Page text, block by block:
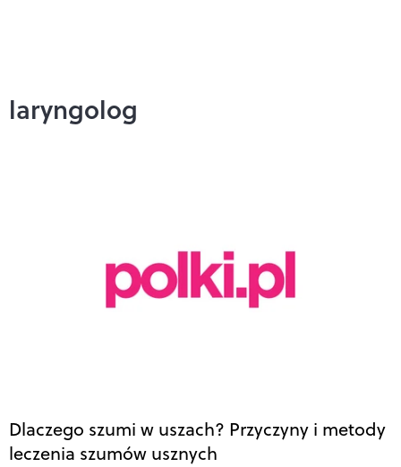
laryngolog
Dlaczego szumi w uszach? Przyczyny i metody
leczenia szumów usznych